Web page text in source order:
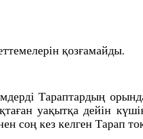
қозғамайды.
Тараптардың
уақытқа дейiн
соң кез келген Тарап